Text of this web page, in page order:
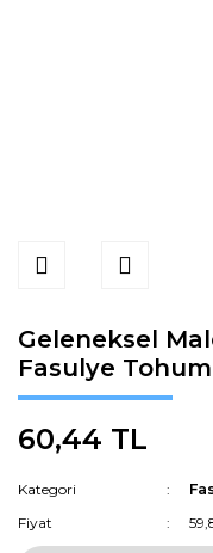
Geleneksel
Fasulye
60,44 TL
Kategori
Fiyat